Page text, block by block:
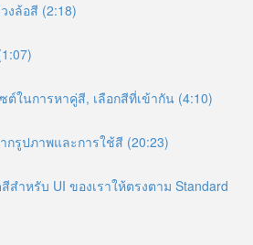
งล้อสี (2:18)
ต์ในการหาคู่สี, เลือกสีที่เข้ากัน (4:10)
กรูปภาพและการใช้สี (20:23)
สำหรับ UI ของเราให้ตรงตาม Standard